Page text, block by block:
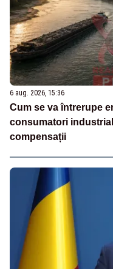
6 aug. 2026, 15:36
Cum se va întrerupe
consumatori
compensații